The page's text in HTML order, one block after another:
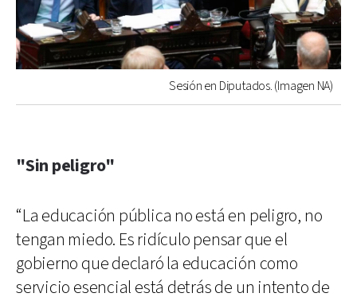
Sesión en Diputados. (Imagen NA)
"Sin peligro"
“La educación pública no está en peligro, no
tengan miedo. Es ridículo pensar que el
gobierno que declaró la educación como
servicio esencial está detrás de un intento de